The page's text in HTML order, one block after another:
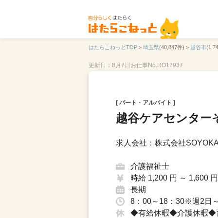
はたらこねっとTOP > 埼玉県(40,847件) > 越谷市
更新日：8月7日 お仕事No.RO17937
[ パート・アルバイト ]
越谷ケアセンター
求人会社：株式会社
介護福祉士
時給 1,200 円 ～ 1,600 円
長期
8：00～18：30※週2日
◆有給休暇◆介護休暇◆